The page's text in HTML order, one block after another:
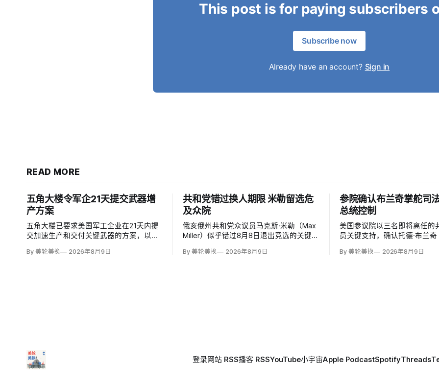
This post is for paying subscribers
Subscribe now
Already have an account? Sign in
READ MORE
五角大楼令军企21天提交武器增
产方案
五角大楼已要求美国军工企业在21天内提
交加速生产和交付关键武器的方案，以补
夫·范伯格（Steve Feinberg）在备忘录中
By 美轮美换 2026年8月9日
共和党错过换人期限 米勒留选危
及众院
俄亥俄州共和党众议员马克斯·米勒（Max
Miller）似乎错过8月8日退出竞选的关键
换候选人的最后实际机会。米勒被前妻艾
By 美轮美换 2026年8月9日
参院确认布兰奇掌舵司
总统控制
美国参议院以三名即将离任的
员关键支持，确认托德·布兰
这位特朗普前私人刑事辩护律
By 美轮美换 2026年8月9日
登录网站 RSS播客 RSSYouTube小宇宙Apple PodcastSpotifyThreads